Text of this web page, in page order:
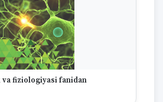
va fiziologiyasi fanidan